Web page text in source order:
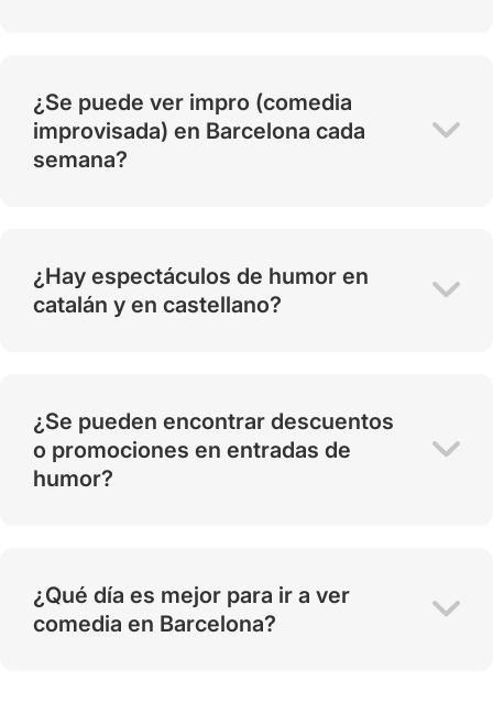
¿Se puede ver impro (comedia
improvisada) en Barcelona cada
semana?
¿Hay espectáculos de humor en
catalán y en castellano?
¿Se pueden encontrar descuentos
o promociones en entradas de
humor?
¿Qué día es mejor para ir a ver
comedia en Barcelona?